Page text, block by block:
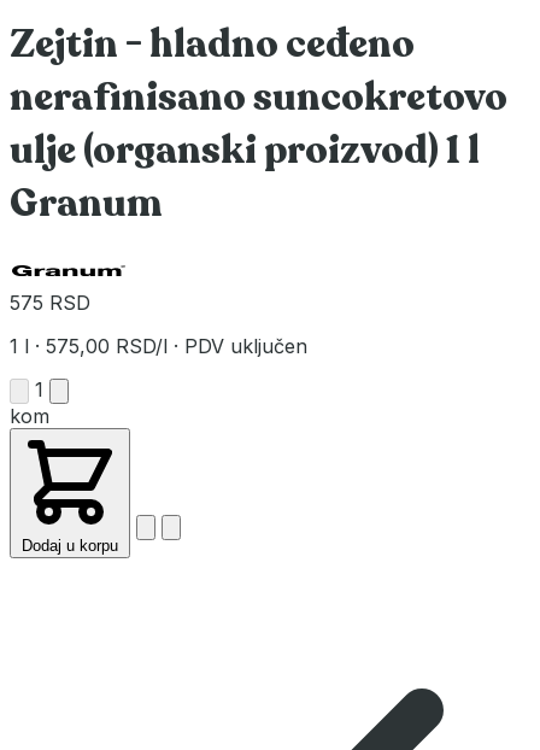
Zejtin - hladno ceđeno
nerafinisano suncokretovo
ulje (organski proizvod) 1 l
Granum
575 RSD
1 l · 575,00 RSD/l · PDV uključen
1
kom
Dodaj u korpu